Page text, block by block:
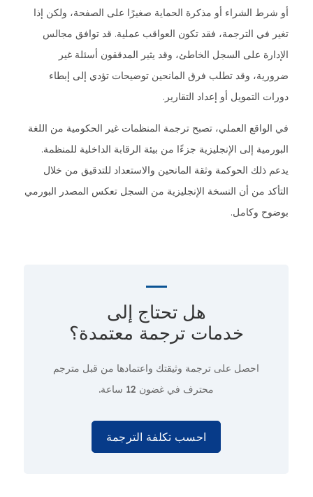
أو شرط الشراء أو مذكرة الحماية صغيرًا على الصفحة، ولكن إذا
تغير في الترجمة، فقد تكون العواقب عملية. قد توافق مجالس
الإدارة على السجل الخاطئ، وقد يثير المدققون أسئلة غير
ضرورية، وقد تطلب فرق المانحين توضيحات تؤدي إلى إبطاء
دورات التمويل أو إعداد التقارير.
في الواقع العملي، تصبح ترجمة المنظمات غير الحكومية من اللغة
البورمية إلى الإنجليزية جزءًا من بيئة الرقابة الداخلية للمنظمة.
يدعم ذلك الحوكمة وثقة المانحين والاستعداد للتدقيق من خلال
التأكد من أن النسخة الإنجليزية من السجل تعكس المصدر البورمي
بوضوح وكامل.
هل تحتاج إلى
خدمات ترجمة معتمدة؟
احصل على ترجمة وثيقتك واعتمادها من قبل مترجم
محترف في غضون 12 ساعة.
احسب تكلفة الترجمة